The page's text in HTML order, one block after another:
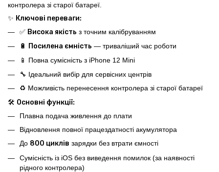
контролера зі старої батареї.
✨ Ключові переваги:
✅ Висока якість з точним калібруванням
🔋
Посилена ємність — триваліший час роботи
📱 Повна сумісність з iPhone 12 Mini
🔧 Ідеальний вибір для сервісних центрів
♻️ Можливість перенесення контролера зі старої батареї
🛠️ Основні функції:
Плавна подача живлення до плати
Відновлення повної працездатності акумулятора
До 800 циклів зарядки без втрати ємності
Сумісність із iOS без виведення помилок (за наявності
рідного контролера)